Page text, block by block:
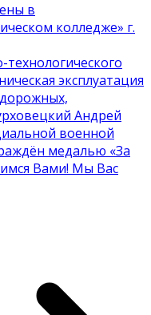
в
колледже» г.
эксплуатация
Андрей
военной
медалью «За
Вами! Мы Вас